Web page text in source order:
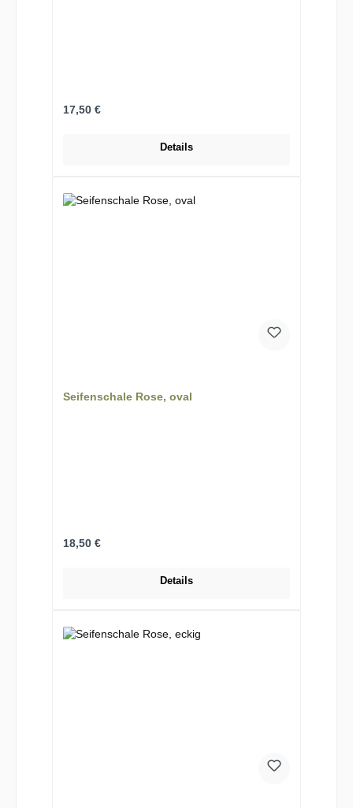
Regulärer Preis:
17,50 €
Details
Seifenschale Rose, oval
Regulärer Preis:
18,50 €
Details